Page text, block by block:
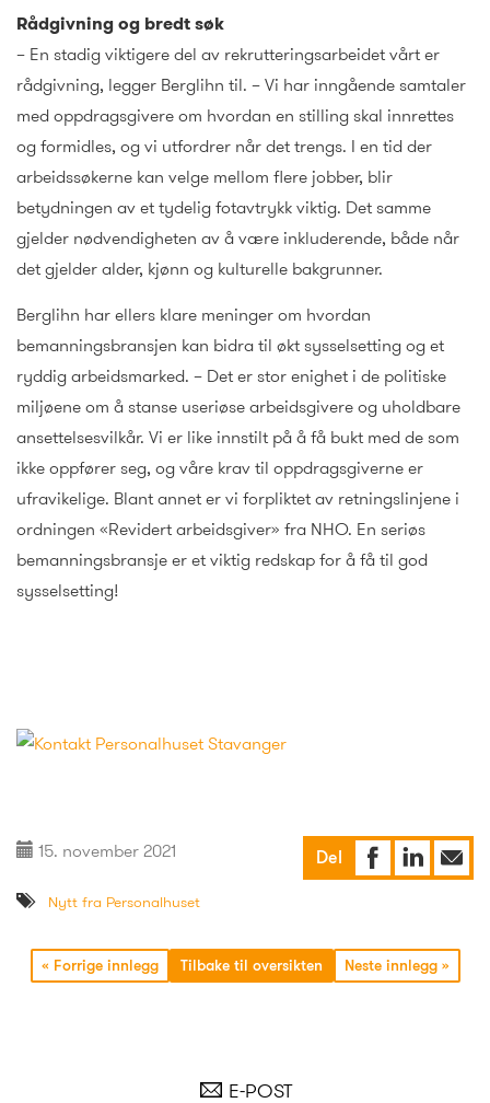
Rådgivning og bredt søk
– En stadig viktigere del av rekrutteringsarbeidet vårt er
rådgivning, legger Berglihn til. – Vi har inngående samtaler
med oppdragsgivere om hvordan en stilling skal innrettes
og formidles, og vi utfordrer når det trengs. I en tid der
arbeidssøkerne kan velge mellom flere jobber, blir
betydningen av et tydelig fotavtrykk viktig. Det samme
gjelder nødvendigheten av å være inkluderende, både når
det gjelder alder, kjønn og kulturelle bakgrunner.
Berglihn har ellers klare meninger om hvordan
bemanningsbransjen kan bidra til økt sysselsetting og et
ryddig arbeidsmarked. – Det er stor enighet i de politiske
miljøene om å stanse useriøse arbeidsgivere og uholdbare
ansettelsesvilkår. Vi er like innstilt på å få bukt med de som
ikke oppfører seg, og våre krav til oppdragsgiverne er
ufravikelige. Blant annet er vi forpliktet av retningslinjene i
ordningen «Revidert arbeidsgiver» fra NHO. En seriøs
bemanningsbransje er et viktig redskap for å få til god
sysselsetting!
Del
15. november 2021
Nytt fra Personalhuset
« Forrige innlegg Tilbake til oversikten Neste innlegg »
E-POST